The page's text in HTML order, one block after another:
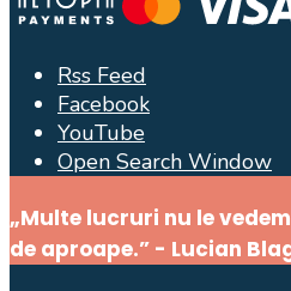
Rss Feed
Facebook
YouTube
Open Search Window
„Multe lucruri nu le
de aproape.” - Lucian